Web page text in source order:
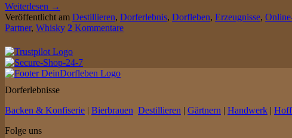
Weiterlesen →
Veröffentlicht am Destillieren, Dorferlebnis, Dorfleben, Erzeugnisse,
Partner, Whisky 2 Kommentare
Dorferlebnisse
Backen & Konfiserie | Bierbrauen Destillieren | Gärtnern | Handwerk |
Folge uns